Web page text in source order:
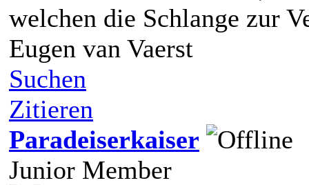
welchen die Schlange zur
Eugen van Vaerst
Suchen
Zitieren
Paradeiserkaiser
Junior Member